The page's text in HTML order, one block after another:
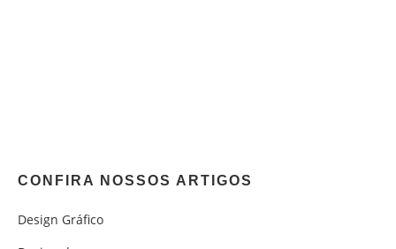
CONFIRA NOSSOS ARTIGOS
Design Gráfico